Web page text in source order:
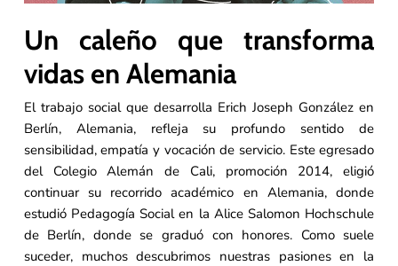
Un caleño que transforma
vidas en Alemania
El trabajo social que desarrolla Erich Joseph González en
Berlín, Alemania, refleja su profundo sentido de
sensibilidad, empatía y vocación de servicio. Este egresado
del Colegio Alemán de Cali, promoción 2014, eligió
continuar su recorrido académico en Alemania, donde
estudió Pedagogía Social en la Alice Salomon Hochschule
de Berlín, donde se graduó con honores. Como suele
suceder, muchos descubrimos nuestras pasiones en la